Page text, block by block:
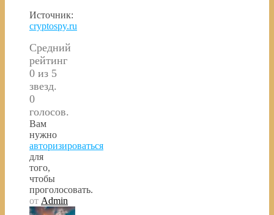
Источник:
cryptospy.ru
Средний
рейтинг
0 из 5
звезд.
0
голосов.
Вам
нужно
авторизироваться
для
того,
чтобы
проголосовать.
от Admin